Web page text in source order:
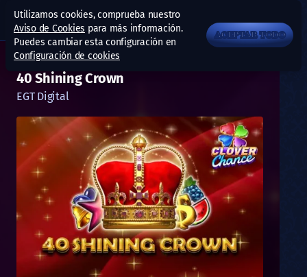
40 Shining Crown
EGT Digital
Utilizamos cookies, comprueba nuestro
Aviso de Cookies para más información.
Puedes cambiar esta configuración en
Configuración de cookies
ACEPTAR TODO